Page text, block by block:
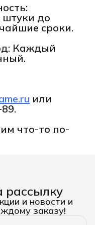
до
сроки.
Каждый
или
что-то по-
рассылку
и новости и
заказу!